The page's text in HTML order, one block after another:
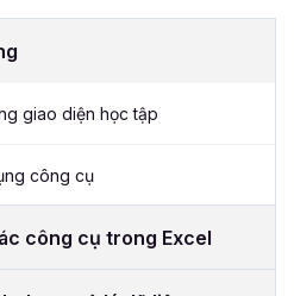
giao diện học tập
công cụ
công cụ trong Excel